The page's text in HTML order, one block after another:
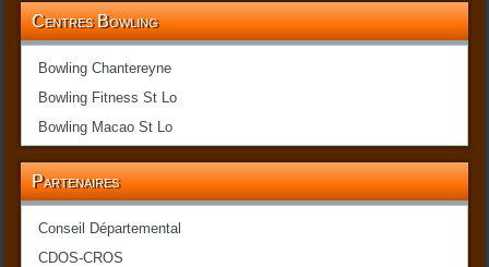
Centres Bowling
Bowling Chantereyne
Bowling Fitness St Lo
Bowling Macao St Lo
Partenaires
Conseil Départemental
CDOS-CROS